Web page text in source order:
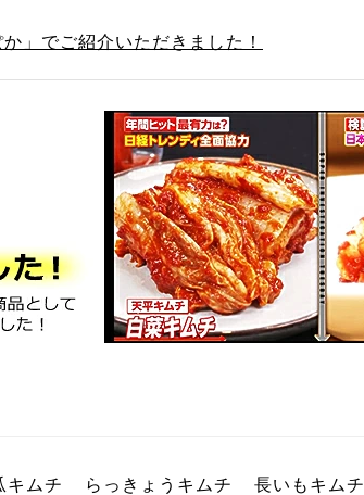
でご紹介いただきました！
キムチ らっきょうキムチ 長いもキムチ